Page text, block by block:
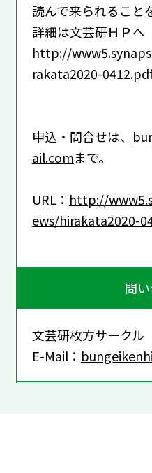
読んで来られること
詳細は文芸研ＨＰへ
http://
rakata2020-
申込・問合せは、
ail.comまで。
URL： http://
ews/hirakata2020-
問
文芸研枚方サーク
E-Mail：